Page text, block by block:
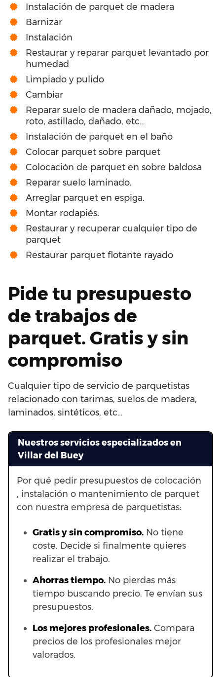
Instalación de parquet de madera
Barnizar
Instalación
Restaurar y reparar parquet levantado por
humedad
Limpiado y pulido
Cambiar
Reparar suelo de madera dañado, mojado,
roto, astillado, dañado, etc…
Instalación de parquet en el baño
Colocar parquet sobre parquet
Colocación de parquet en sobre baldosa
Reparar suelo laminado.
Arreglar parquet en espiga.
Montar rodapiés.
Restaurar y recuperar cualquier tipo de
parquet
Restaurar parquet flotante rayado
Pide tu presupuesto
de trabajos de
parquet. Gratis y sin
compromiso
Cualquier tipo de servicio de parquetistas
relacionado con tarimas, suelos de madera,
laminados, sintéticos, etc…
Nuestros servicios especializados en
Villar del Buey
Por qué pedir presupuestos de colocación
, instalación o mantenimiento de parquet
con nuestra empresa de parquetistas:
Gratis y sin compromiso. No tiene
coste. Decide si finalmente quieres
realizar el trabajo.
Ahorras tiempo. No pierdas más
tiempo buscando precio. Te envían sus
presupuestos.
Los mejores profesionales. Compara
precios de los profesionales mejor
valorados.